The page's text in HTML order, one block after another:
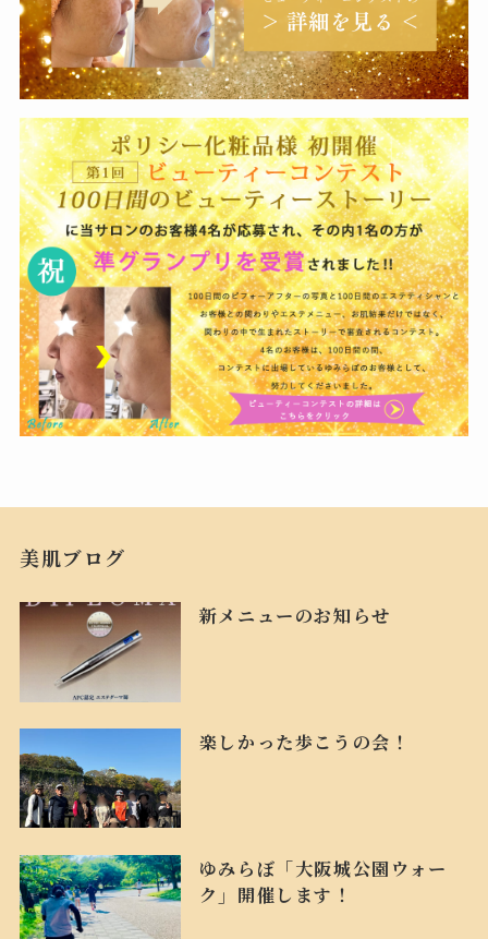
美肌ブログ
新メニューのお知らせ
楽しかった歩こうの会！
ゆみらぼ「大阪城公園ウォー
ク」開催します！